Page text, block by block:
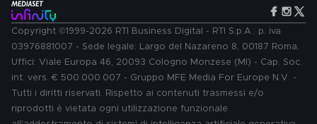
Copyright ©1999-2026 RTI Business Digital - RTI S.p.A.: p. iva
03976881007 - Sede legale: Largo del Nazareno 8, 00187 Roma.
Uffici: Viale Europa 46, 20093 Cologno Monzese (MI) - Cap. Soc.
int. vers. € 500.000.007 - Gruppo MFE Media For Europe N.V. -
Tutti i diritti riservati. Rispetto ai contenuti trasmessi e/o
riprodotti è vietata ogni utilizzazione funzionale